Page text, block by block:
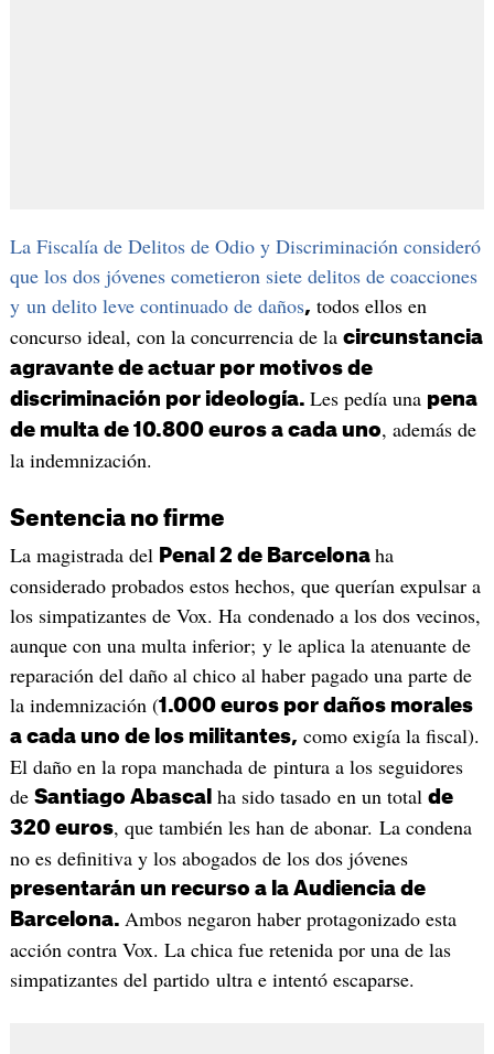
La Fiscalía de Delitos de Odio y Discriminación consideró
que los dos jóvenes cometieron siete delitos de coacciones
y un delito leve continuado de daños, todos ellos en
concurso ideal, con la concurrencia de la circunstancia
agravante de actuar por motivos de
discriminación por ideología. Les pedía una pena
de multa de 10.800 euros a cada uno, además de
la indemnización.
Sentencia no firme
La magistrada del Penal 2 de Barcelona ha
considerado probados estos hechos, que querían expulsar a
los simpatizantes de Vox. Ha condenado a los dos vecinos,
aunque con una multa inferior; y le aplica la atenuante de
reparación del daño al chico al haber pagado una parte de
la indemnización (1.000 euros por daños morales
a cada uno de los militantes, como exigía la fiscal).
El daño en la ropa manchada de pintura a los seguidores
de Santiago Abascal ha sido tasado en un total de
320 euros, que también les han de abonar. La condena
no es definitiva y los abogados de los dos jóvenes
presentarán un recurso a la Audiencia de
Barcelona. Ambos negaron haber protagonizado esta
acción contra Vox. La chica fue retenida por una de las
simpatizantes del partido ultra e intentó escaparse.